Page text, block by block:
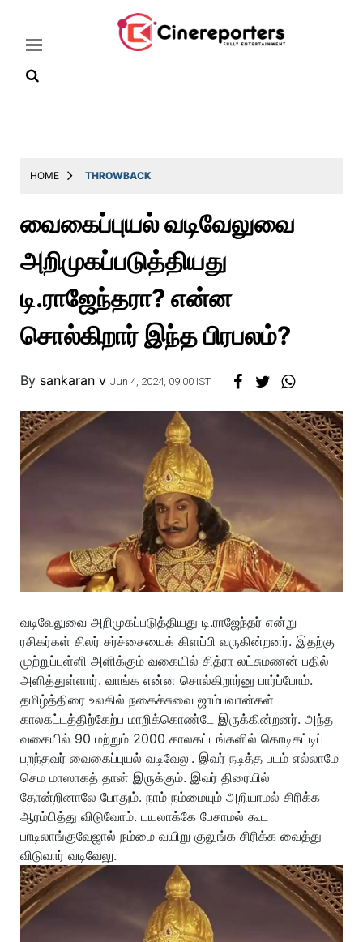
Latest
Throwback
Television
Photos
Story
HOME THROWBACK
வைகைப்புயல் வடிவேலுவை
அறிமுகப்படுத்தியது
டி.ராஜேந்தரா? என்ன
சொல்கிறார் இந்த பிரபலம்?
By sankaran v Jun 4, 2024, 09:00 IST
வடிவேலுவை அறிமுகப்படுத்தியது டி.ராஜேந்தர் என்று
ரசிகர்கள் சிலர் சர்ச்சையைக் கிளப்பி வருகின்றனர். இதற்கு
முற்றுப்புள்ளி அளிக்கும் வகையில் சித்ரா லட்சுமணன் பதில்
அளித்துள்ளார். வாங்க என்ன சொல்கிறார்னு பார்ப்போம்.
தமிழ்த்திரை உலகில் நகைச்சுவை ஜாம்பவான்கள்
காலகட்டத்திற்கேற்ப மாறிக்கொண்டே இருக்கின்றனர். அந்த
வகையில் 90 மற்றும் 2000 காலகட்டங்களில் கொடிகட்டிப்
பறந்தவர் வைகைப்புயல் வடிவேலு. இவர் நடித்த படம் எல்லாமே
செம மாஸாகத் தான் இருக்கும். இவர் திரையில்
தோன்றினாலே போதும். நாம் நம்மையும் அறியாமல் சிரிக்க
ஆரம்பித்து விடுவோம். டயலாக்கே பேசாமல் கூட
பாடிலாங்குவேஜால் நம்மை வயிறு குலுங்க சிரிக்க வைத்து
விடுவார் வடிவேலு.